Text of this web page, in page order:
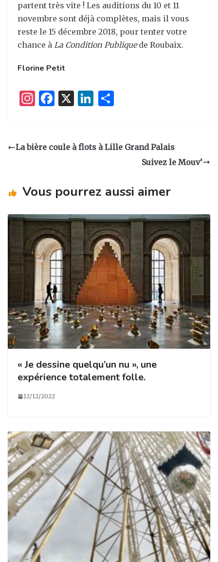
partent très vite ! Les auditions du 10 et 11
novembre sont déjà complètes, mais il vous
reste le 15 décembre 2018, pour tenter votre
chance à La Condition Publiquede Roubaix.
Florine Petit
I
a
m
F
e
o
X
Li
e
g
La bière coule à flots à Lille Grand Palais
Suivez le Mouv’
Vous pourrez aussi aimer
« Je dessine quelqu’un nu », une
expérience totalement folle.
12/12/2022